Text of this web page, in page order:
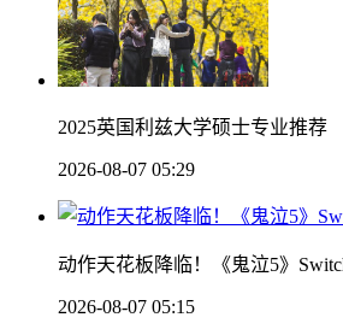
2025英国利兹大学硕士专业推荐
2026-08-07 05:29
动作天花板降临！《鬼泣5》
2026-08-07 05:15